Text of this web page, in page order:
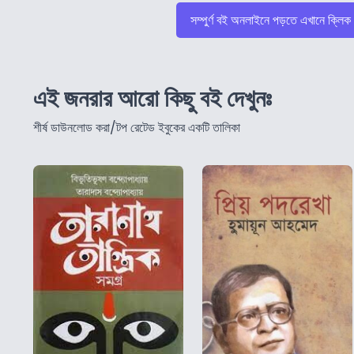
সম্পুর্ণ বই অনলাইনে পড়তে এখানে
এই জনরার আরো কিছু বই দেখুনঃ
শীর্ষ ডাউনলোড করা/টপ রেটেড ইবুকের একটি তালিকা